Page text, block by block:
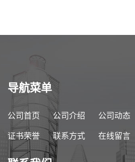
导航菜单
公司首页 公司介绍 公司动态
证书荣誉 联系方式 在线留言